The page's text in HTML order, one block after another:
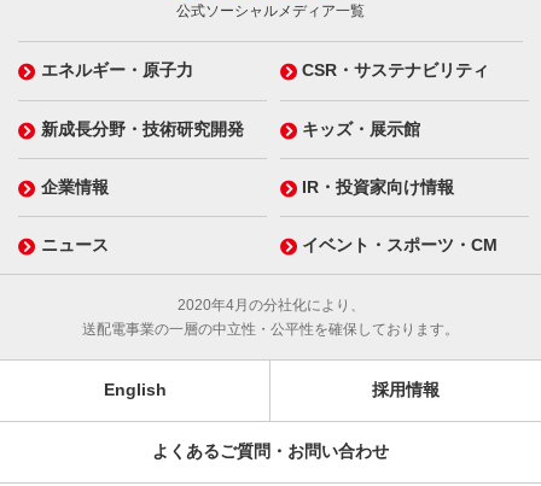
公式ソーシャルメディア一覧
エネルギー・原子力 CSR・サステナビリティ
新成長分野・技術研究開発 キッズ・展示館
企業情報 IR・投資家向け情報
ニュース イベント・スポーツ・CM
2020年4月の分社化により、
送配電事業の一層の中立性・公平性を確保しております。
English 採用情報
よくあるご質問・お問い合わせ